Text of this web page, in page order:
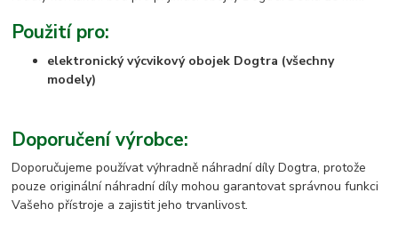
Použití pro:
elektronický výcvikový obojek Dogtra (všechny
modely)
Doporučení výrobce:
Doporučujeme používat výhradně náhradní díly Dogtra, protože
pouze originální náhradní díly mohou garantovat správnou funkci
Vašeho přístroje a zajistit jeho trvanlivost.